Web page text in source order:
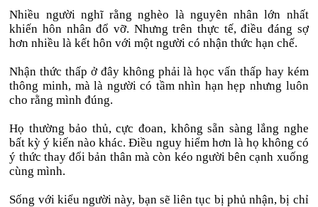
Nhiều người nghĩ rằng nghèo là nguyên nhân lớn nhất
khiến hôn nhân đổ vỡ. Nhưng trên thực tế, điều đáng sợ
hơn nhiều là kết hôn với một người có nhận thức hạn chế.
Nhận thức thấp ở đây không phải là học vấn thấp hay kém
thông minh, mà là người có tầm nhìn hạn hẹp nhưng luôn
cho rằng mình đúng.
Họ thường bảo thủ, cực đoan, không sẵn sàng lắng nghe
bất kỳ ý kiến nào khác. Điều nguy hiểm hơn là họ không có
ý thức thay đổi bản thân mà còn kéo người bên cạnh xuống
cùng mình.
Sống với kiểu người này, bạn sẽ liên tục bị phủ nhận, bị chỉ